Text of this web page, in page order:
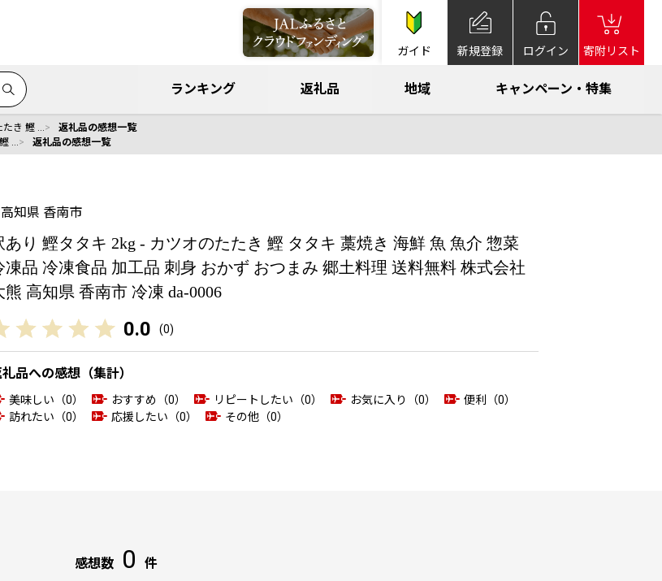
ガイド 新規登録 ログイン 寄附リスト
ランキング 返礼品 地域 キャンペーン・特集
たき 鰹 …
返礼品の感想一覧
… 返礼品の感想一覧
高知県 香南市
あり 鰹タタキ 2kg - カツオのたたき 鰹 タタキ 藁焼き 海鮮 魚 魚介 惣菜
凍品 冷凍食品 加工品 刺身 おかず おつまみ 郷土料理 送料無料 株式会社
熊 高知県 香南市 冷凍 da-0006
0.0 (0)
品への感想（集計）
美味しい（0） おすすめ（0） リピートしたい（0） お気に入り（0）
便利（0）
訪れたい（0）
応援したい（0） その他（0）
感想数 0 件